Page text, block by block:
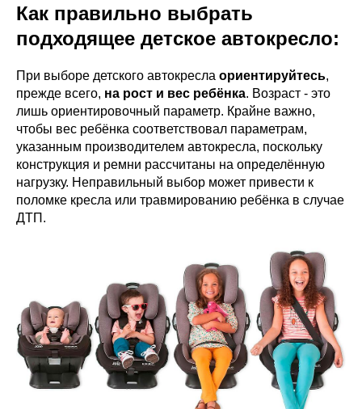
Как правильно выбрать
подходящее детское автокресло:
При выборе детского автокресла ориентируйтесь,
прежде всего, на рост и вес ребёнка. Возраст - это
лишь ориентировочный параметр. Крайне важно,
чтобы вес ребёнка соответствовал параметрам,
указанным производителем автокресла, поскольку
конструкция и ремни рассчитаны на определённую
нагрузку. Неправильный выбор может привести к
поломке кресла или травмированию ребёнка в случае
ДТП.